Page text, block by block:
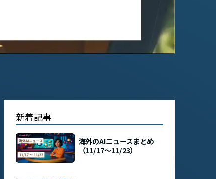
新着記事
海外のAIニュースまとめ
（11/17〜11/23）